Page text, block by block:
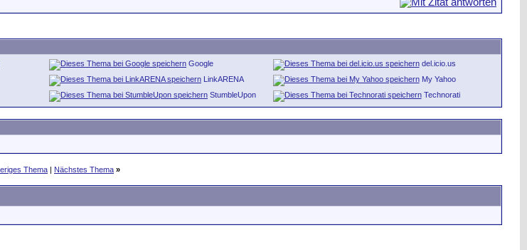
Google
del.icio.us
LinkARENA
My Yahoo
StumbleUpon Technorati
Thema | Nächstes Thema »